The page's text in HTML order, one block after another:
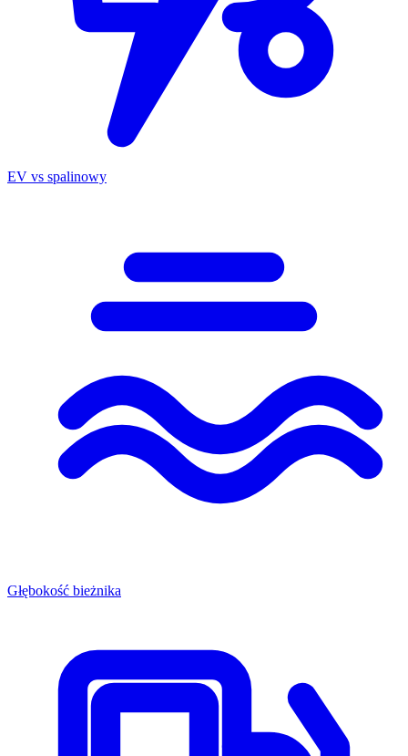
EV vs spalinowy
Głębokość bieżnika